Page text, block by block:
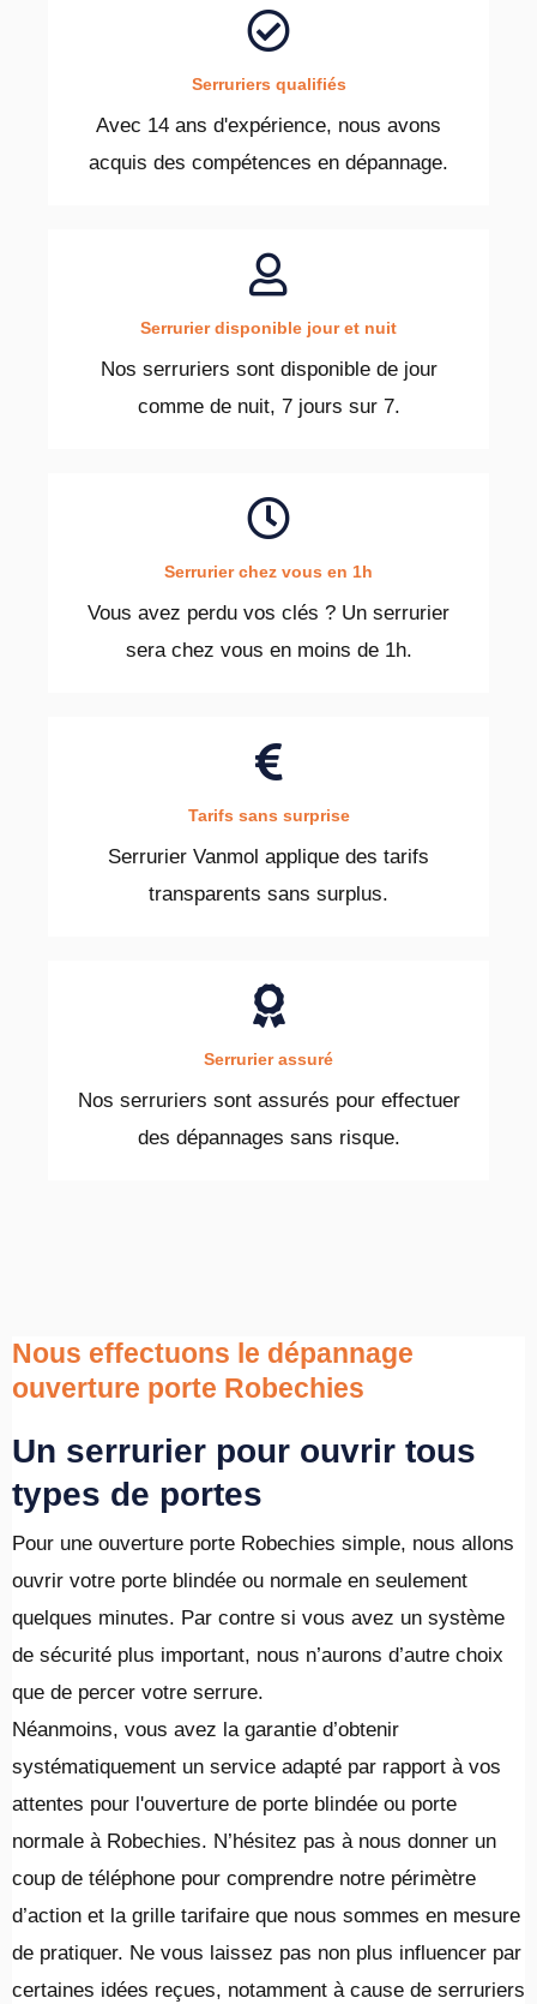
Serruriers qualifiés
Avec 14 ans d'expérience, nous avons
acquis des compétences en dépannage.
Serrurier disponible jour et nuit
Nos serruriers sont disponible de jour
comme de nuit, 7 jours sur 7.
Serrurier chez vous en 1h
Vous avez perdu vos clés ? Un serrurier
sera chez vous en moins de 1h.
Tarifs sans surprise
Serrurier Vanmol applique des tarifs
transparents sans surplus.
Serrurier assuré
Nos serruriers sont assurés pour effectuer
des dépannages sans risque.
Nous effectuons le dépannage
ouverture porte Robechies
Un serrurier pour ouvrir tous
types de portes
Pour une ouverture porte Robechies simple, nous allons
ouvrir votre porte blindée ou normale en seulement
quelques minutes. Par contre si vous avez un système
de sécurité plus important, nous n’aurons d’autre choix
que de percer votre serrure.
Néanmoins, vous avez la garantie d’obtenir
systématiquement un service adapté par rapport à vos
attentes pour l'ouverture de porte blindée ou porte
normale à Robechies. N’hésitez pas à nous donner un
coup de téléphone pour comprendre notre périmètre
d’action et la grille tarifaire que nous sommes en mesure
de pratiquer. Ne vous laissez pas non plus influencer par
certaines idées reçues, notamment à cause de serruriers